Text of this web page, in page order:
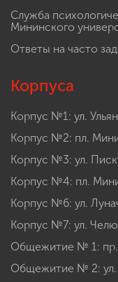
Служба
Мининского
Ответы на часто
Корпуса
Корпус №1: ул.
Корпус №2: пл.
Корпус №3: ул.
Корпус №4: пл.
Корпус №6: ул.
Корпус №7: ул.
Общежитие № 1: пр.
Общежитие № 2: ул.